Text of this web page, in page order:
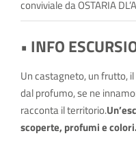
conviviale da OSTARIA
• INFO
Un castagneto, un frutto,
dal profumo, se ne
racconta il territorio.
scoperte, profumi e colori.